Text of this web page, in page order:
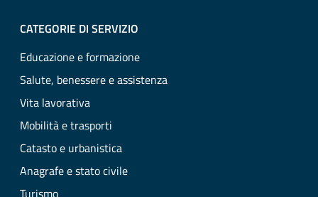
CATEGORIE DI SERVIZIO
Educazione e formazione
Salute, benessere e assistenza
Vita lavorativa
Mobilità e trasporti
Catasto e urbanistica
Anagrafe e stato civile
Turismo